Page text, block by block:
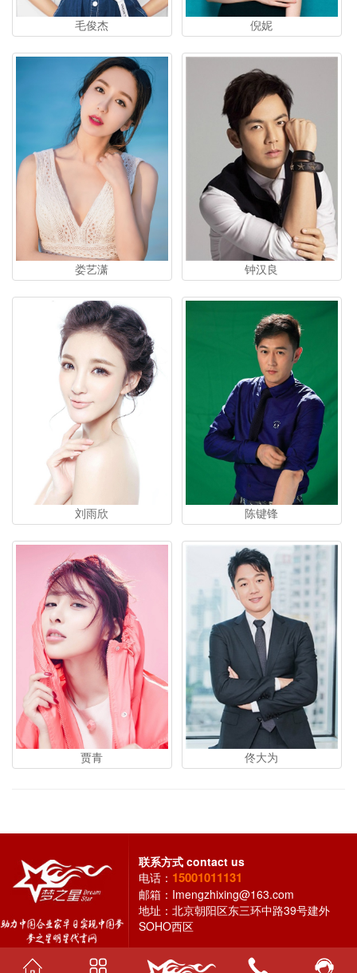
毛俊杰 倪妮
娄艺潇 钟汉良
刘雨欣 陈键锋
贾青 佟大为
联系方式contact us
电话： 15001011131
邮箱： Imengzhixing@163.com
地址：北京朝阳区东三环中路39号建外
SOHO西区